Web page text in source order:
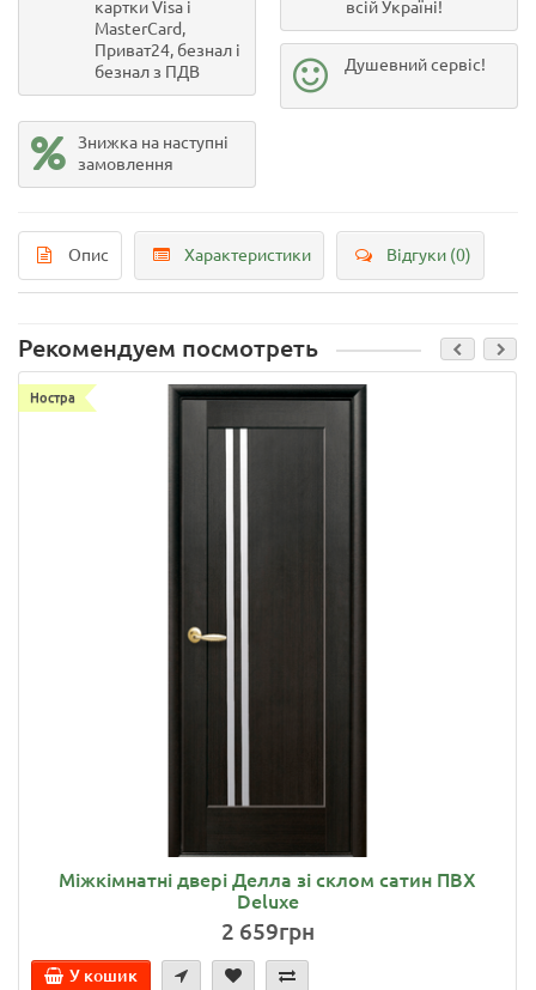
картки Visa і
MasterCard,
Приват24, безнал і
безнал з ПДВ
всій Україні!
Душевний сервіс!
Знижка на наступні
замовлення
Опис Характеристики Відгуки (0)
Рекомендуем посмотреть
Ностра
Міжкімнатні двері Делла зі склом сатин ПВХ
Deluxe
2 659грн
У кошик